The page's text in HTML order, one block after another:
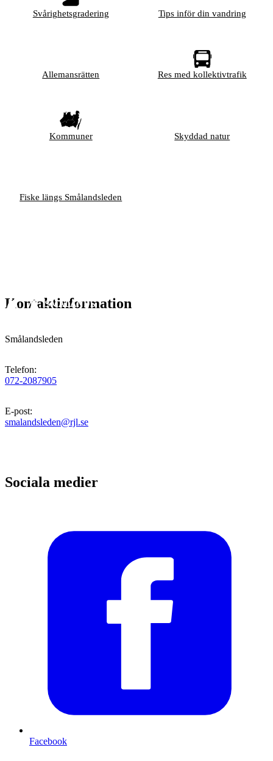
Svårighetsgradering Tips inför din vandring
Allemansrätten Res med kollektivtrafik
Kommuner Skyddad natur
Fiske längs Smålandsleden
Kontaktinformation
Smålandsleden
Telefon:
072-2087905
E-post:
smalandsleden@rjl.se
Sociala medier
Facebook